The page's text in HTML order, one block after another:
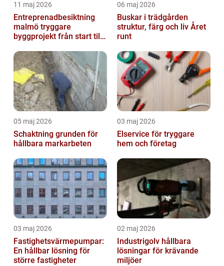
11 maj 2026
Entreprenadbesiktning
malmö tryggare
byggprojekt från start till
06 maj 2026
Buskar i trädgården
struktur, färg och liv Året
runt
05 maj 2026
Schaktning grunden för
hållbara markarbeten
03 maj 2026
Elservice för tryggare
hem och företag
03 maj 2026
Fastighetsvärmepumpar:
En hållbar lösning för
större fastigheter
02 maj 2026
Industrigolv hållbara
lösningar för krävande
miljöer